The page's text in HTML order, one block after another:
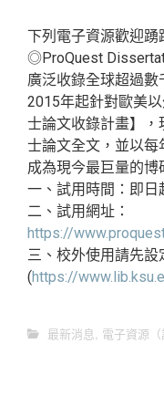
下列電子資源歡迎踴
◎ProQuest
廣泛收錄全球超過
2015年起針對歐美
士論文收錄計畫】
士論文全文，並以每
成為現今最巨量的博
一、試用時間：即
二、試用網址：
https://
三、校外使用請先設
(https://
最新消息, 電子資源（